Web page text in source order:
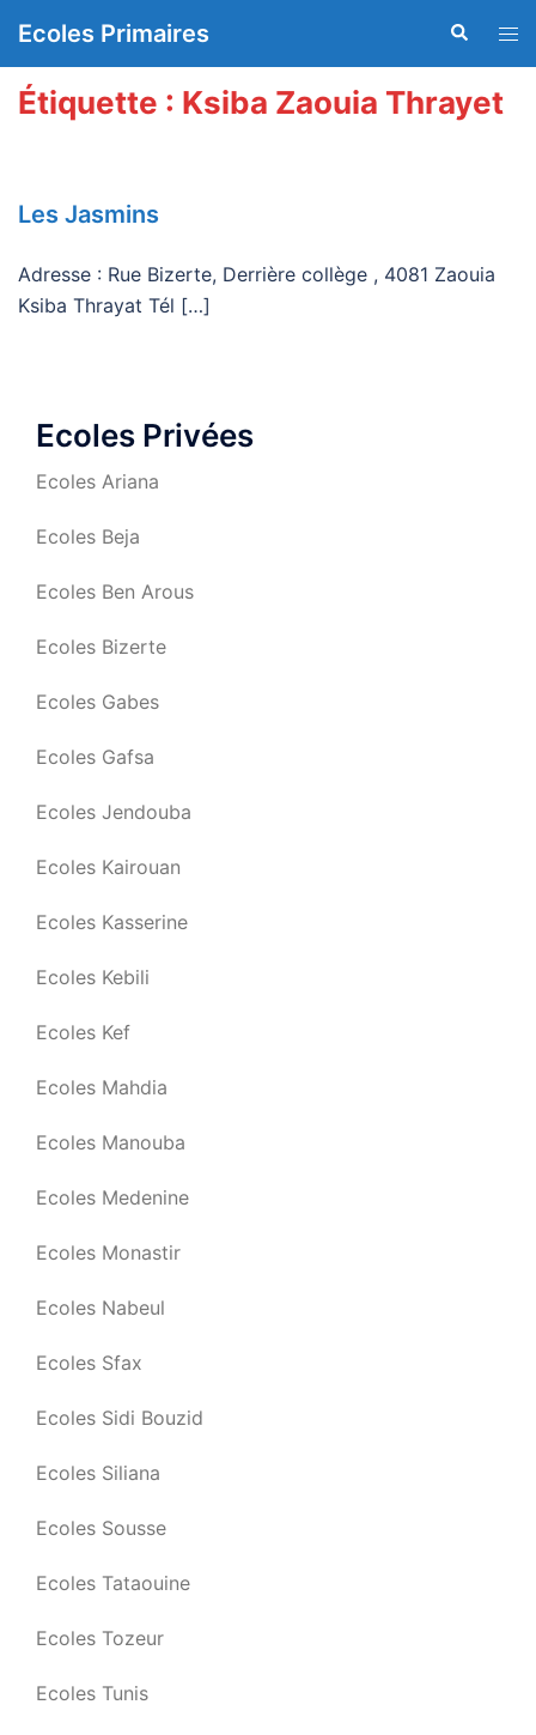
auEcoles Primaires
le
Étiquette : Ksiba Zaouia Thrayet
Les Jasmins
Adresse : Rue Bizerte, Derrière collège , 4081 Zaouia
Ksiba Thrayat Tél […]
Ecoles Privées
Ecoles Ariana
Ecoles Beja
Ecoles Ben Arous
Ecoles Bizerte
Ecoles Gabes
Ecoles Gafsa
Ecoles Jendouba
Ecoles Kairouan
Ecoles Kasserine
Ecoles Kebili
Ecoles Kef
Ecoles Mahdia
Ecoles Manouba
Ecoles Medenine
Ecoles Monastir
Ecoles Nabeul
Ecoles Sfax
Ecoles Sidi Bouzid
Ecoles Siliana
Ecoles Sousse
Ecoles Tataouine
Ecoles Tozeur
Ecoles Tunis